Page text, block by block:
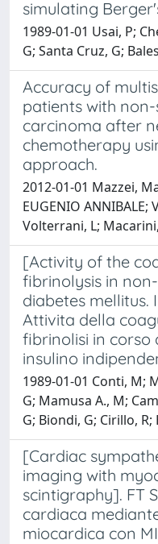
simulating
1989-01-01 Usai, P;
G; Santa Cruz, G;
Accuracy of
patients with
carcinoma after
chemotherapy
approach.
2012-01-01 Mazzei,
EUGENIO ANNIBALE;
Volterrani, L;
[Activity of the
fibrinolysis in
diabetes mellitus.
Attivita della
fibrinolisi in corso
insulino
1989-01-01 Conti, M;
G; Mamusa A., M;
G; Biondi, G; Cirillo,
[Cardiac
imaging with
scintigraphy]. FT
cardiaca
miocardica con